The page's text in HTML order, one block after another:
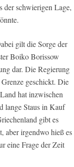
der schwierigen Lage,
gilt die Sorge der
Boiko Borissow
dar. Die Regierung
geschickt. Die
hat inzwischen
lange Staus in Kauf
gibt es
aber irgendwo hieß es
eine Frage der Zeit